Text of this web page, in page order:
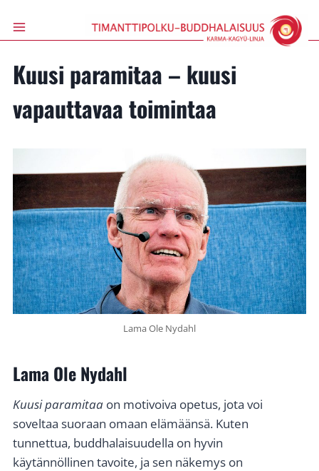
sisältöön
Kuusi paramitaa – kuusi
vapauttavaa toimintaa
Lama Ole Nydahl
Lama Ole Nydahl
Kuusi paramitaaon motivoiva opetus, jota voi
soveltaa suoraan omaan elämäänsä. Kuten
tunnettua, buddhalaisuudella on hyvin
käytännöllinen tavoite, ja sen näkemys on